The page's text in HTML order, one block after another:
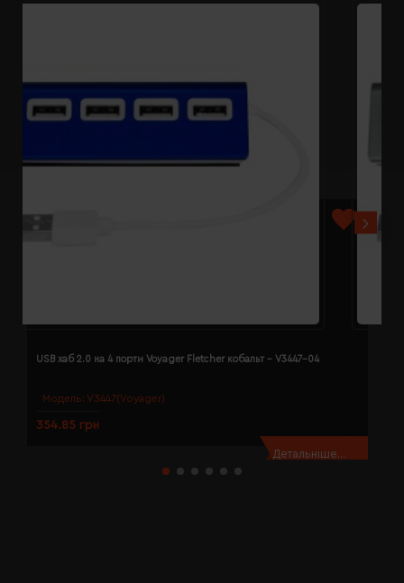
Модель: V3447(Voyager)
USB хаб 2.0 на 4 порти Voyager Fletcher кобальт - V3447-04
354.85 грн
Детальніше...